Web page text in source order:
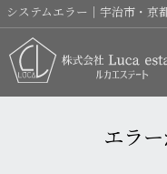
システムエラー｜宇治市・
エラ